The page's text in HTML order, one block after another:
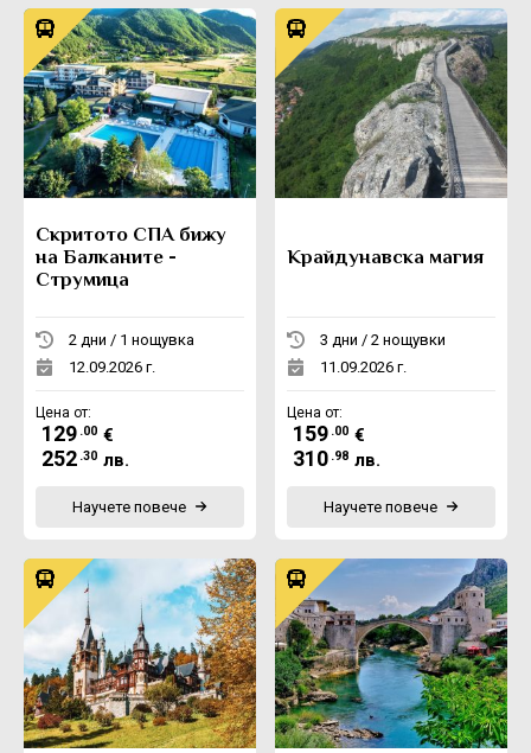
Скритото СПА бижу
на Балканите -
Струмица
2 дни / 1 нощувка
12.09.2026 г.
Цена от:
129 .00 €
252 .30 лв.
Научете повече
Крайдунавска магия
3 дни / 2 нощувки
11.09.2026 г.
Цена от:
159 .00 €
310 .98 лв.
Научете повече